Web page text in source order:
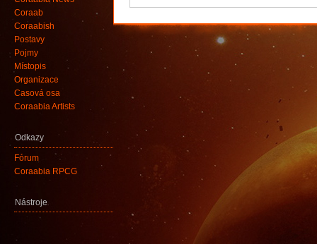
Coraab
Coraabish
Postavy
Pojmy
Místopis
Organizace
Časová osa
Coraabia Artists
Odkazy
Fórum
Coraabia RPCG
Nástroje